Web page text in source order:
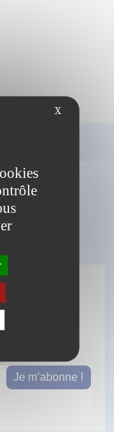
Twitter
LinkedIn
prochaines
X